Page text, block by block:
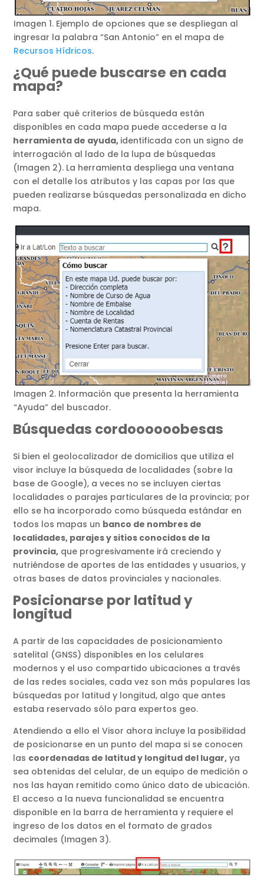
Imagen 1. Ejemplo de opciones que se despliegan al
ingresar la palabra “San Antonio” en el mapa de
Recursos Hídricos.
¿Qué puede buscarse en cada
mapa?
Para saber qué criterios de búsqueda están
disponibles en cada mapa puede accederse a la
herramienta de ayuda, identificada con un signo de
interrogación al lado de la lupa de búsquedas
(Imagen 2). La herramienta despliega una ventana
con el detalle los atributos y las capas por las que
pueden realizarse búsquedas personalizada en dicho
mapa.
Imagen 2. Información que presenta la herramienta
“Ayuda” del buscador.
Búsquedas cordoooooobesas
Si bien el geolocalizador de domicilios que utiliza el
visor incluye la búsqueda de localidades (sobre la
base de Google), a veces no se incluyen ciertas
localidades o parajes particulares de la provincia; por
ello se ha incorporado como búsqueda estándar en
todos los mapas un banco de nombres de
localidades, parajes y sitios conocidos de la
provincia, que progresivamente irá creciendo y
nutriéndose de aportes de las entidades y usuarios, y
otras bases de datos provinciales y nacionales.
Posicionarse por latitud y
longitud
A partir de las capacidades de posicionamiento
satelital (GNSS) disponibles en los celulares
modernos y el uso compartido ubicaciones a través
de las redes sociales, cada vez son más populares las
búsquedas por latitud y longitud, algo que antes
estaba reservado sólo para expertos geo.
Atendiendo a ello el Visor ahora incluye la posibilidad
de posicionarse en un punto del mapa si se conocen
las coordenadas de latitud y longitud del lugar, ya
sea obtenidas del celular, de un equipo de medición o
nos las hayan remitido como único dato de ubicación.
El acceso a la nueva funcionalidad se encuentra
disponible en la barra de herramienta y requiere el
ingreso de los datos en el formato de grados
decimales (Imagen 3).